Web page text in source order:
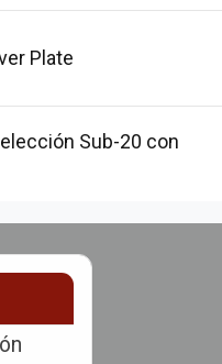
Plate
Sub-20 con